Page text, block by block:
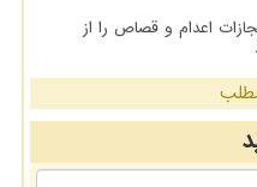
اعدام و قصاص را از